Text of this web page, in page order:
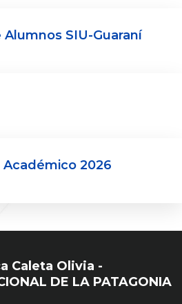
Alumnos SIU-Guaraní
Académico 2026
Caleta Olivia -
DE LA PATAGONIA